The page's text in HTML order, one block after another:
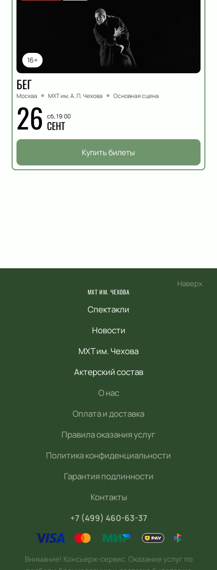
16+
БЕГ
Москва МХТ им. А. П. Чехова Основная сцена
26 сб, 19:00
СЕНТ
Купить билеты
Наверх
МХТ ИМ. ЧЕХОВА
Спектакли
Новости
МХТ им. Чехова
Актерский состав
О нас
Оплата и доставка
Правила оказания услуг
Политика конфиденциальности
Гарантия подлинности
Контакты
+7 (499) 460-63-37
Внимание! Консьерж-сервис. Оказание услуг по